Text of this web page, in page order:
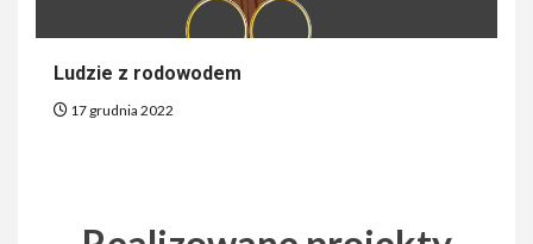
Ludzie z rodowodem
17 grudnia 2022